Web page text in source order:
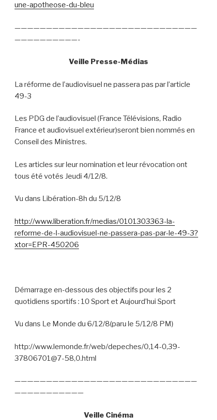
une-apotheose-du-bleu
—————————————————————————————
——————————-
Veille Presse-Médias
La réforme de l’audiovisuel ne passera pas par l’article
49-3
Les PDG de l’audiovisuel (France Télévisions, Radio
France et audiovisuel extérieur)seront bien nommés en
Conseil des Ministres.
Les articles sur leur nomination et leur révocation ont
tous été votés Jeudi 4/12/8.
Vu dans Libération-8h du 5/12/8
http://www.liberation.fr/medias/0101303363-la-
reforme-de-l-audiovisuel-ne-passera-pas-par-le-49-3?
xtor=EPR-450206
Démarrage en-dessous des objectifs pour les 2
quotidiens sportifs : 10 Sport et Aujourd’hui Sport
Vu dans Le Monde du 6/12/8(paru le 5/12/8 PM)
http://www.lemonde.fr/web/depeches/0,14-0,39-
37806701@7-58,0.html
—————————————————————————————
———————————
Veille Cinéma